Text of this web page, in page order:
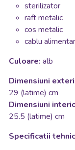
sterilizator
raft metalic
cos metalic
cablu
Culoare: alb
Dimensiuni
29 (latime) cm
Dimensiuni
25.5 (latime) cm
Specificatii